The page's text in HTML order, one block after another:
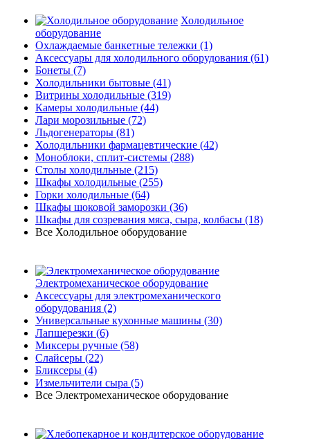
Холодильное
оборудование
Охлаждаемые банкетные тележки (1)
Аксессуары для холодильного оборудования (61)
Бонеты (7)
Холодильники бытовые (41)
Витрины холодильные (319)
Камеры холодильные (44)
Лари морозильные (72)
Льдогенераторы (81)
Холодильники фармацевтические (42)
Моноблоки, сплит-системы (288)
Столы холодильные (215)
Шкафы холодильные (255)
Горки холодильные (64)
Шкафы шоковой заморозки (36)
Шкафы для созревания мяса, сыра, колбасы (18)
Все Холодильное оборудование
Электромеханическое оборудование
Аксессуары для электромеханического
оборудования (2)
Универсальные кухонные машины (30)
Лапшерезки (6)
Миксеры ручные (58)
Слайсеры (22)
Бликсеры (4)
Измельчители сыра (5)
Все Электромеханическое оборудование